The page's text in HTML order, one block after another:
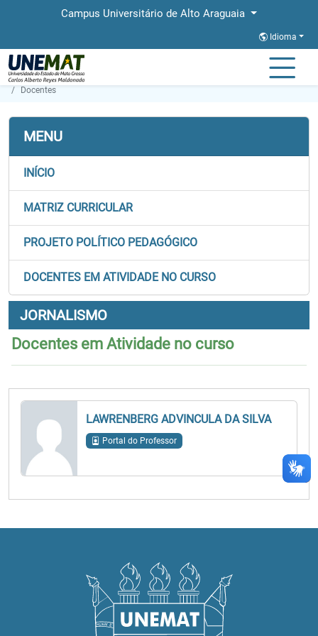
Campus Universitário de Alto Araguaia
Idioma
Página Inicial
Jornalismo
Docentes
MENU
INÍCIO
MATRIZ CURRICULAR
PROJETO POLÍTICO PEDAGÓGICO
DOCENTES EM ATIVIDADE NO CURSO
JORNALISMO
Docentes em Atividade no curso
LAWRENBERG ADVINCULA DA SILVA
Portal do Professor